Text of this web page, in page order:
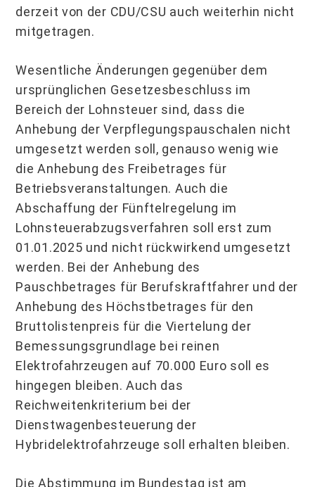
derzeit von der CDU/CSU auch weiterhin nicht
mitgetragen.
Wesentliche Änderungen gegenüber dem
ursprünglichen Gesetzesbeschluss im
Bereich der Lohnsteuer sind, dass die
Anhebung der Verpflegungspauschalen nicht
umgesetzt werden soll, genauso wenig wie
die Anhebung des Freibetrages für
Betriebsveranstaltungen. Auch die
Abschaffung der Fünftelregelung im
Lohnsteuerabzugsverfahren soll erst zum
01.01.2025 und nicht rückwirkend umgesetzt
werden. Bei der Anhebung des
Pauschbetrages für Berufskraftfahrer und der
Anhebung des Höchstbetrages für den
Bruttolistenpreis für die Viertelung der
Bemessungsgrundlage bei reinen
Elektrofahrzeugen auf 70.000 Euro soll es
hingegen bleiben. Auch das
Reichweitenkriterium bei der
Dienstwagenbesteuerung der
Hybridelektrofahrzeuge soll erhalten bleiben.
Die Abstimmung im Bundestag ist am